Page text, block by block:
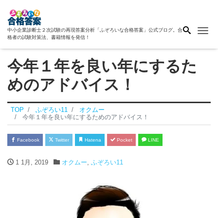
中小企業診断士２次試験の再現答案分析「ふぞろいな合格答案」公式ブログ。合
格者の試験対策法、書籍情報を発信！
今年１年を良い年にするた
めのアドバイス！
TOP ふぞろい11
オクムー
今年１年を良い年にするためのアドバイス！
Facebook Twitter Hatena Pocket LINE
1 1月, 2019 オクムー ふぞろい11